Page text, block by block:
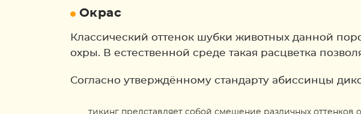
Окрас
Классический оттенок шубки животных данной
охры. В естественной среде такая расцветка
Согласно утверждённому стандарту абиссинцы
тикинг представляет собой смешение различных оттенков